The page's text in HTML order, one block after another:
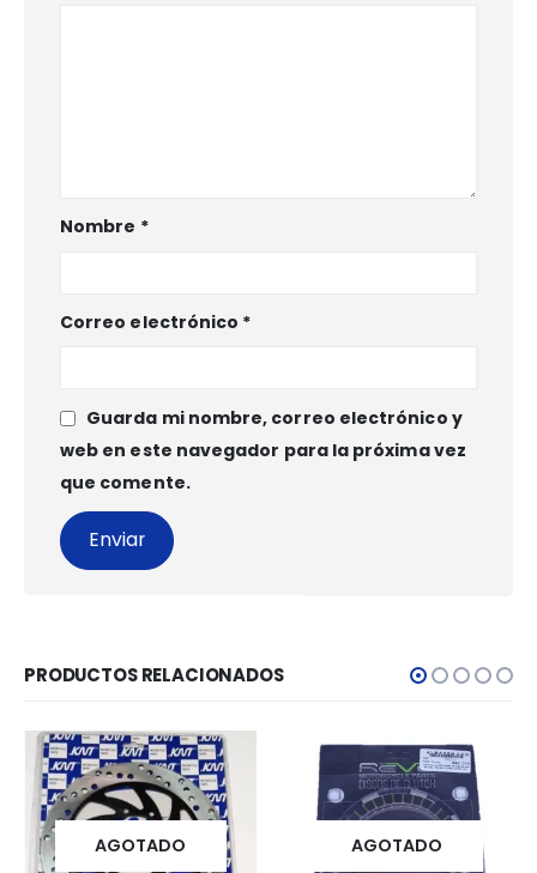
Nombre *
Correo electrónico *
Guarda mi nombre, correo electrónico y
web en este navegador para la próxima vez
que comente.
PRODUCTOS RELACIONADOS